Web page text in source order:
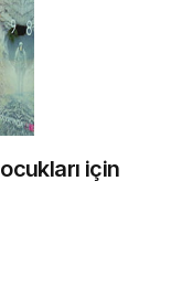
için